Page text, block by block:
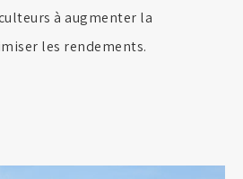
à augmenter la
les rendements.